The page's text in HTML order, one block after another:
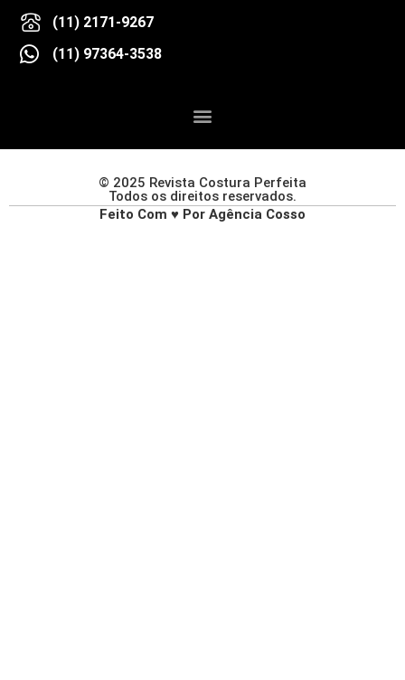
(11) 2171-9267
(11) 97364-3538
© 2025 Revista Costura Perfeita
Todos os direitos reservados.
Feito Com ♥ Por Agência Cosso